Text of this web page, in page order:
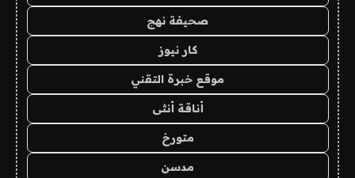
صحيفة نهج
كار نيوز
موقع خبرة التقني
أناقة أنثى
متورخ
مدسن